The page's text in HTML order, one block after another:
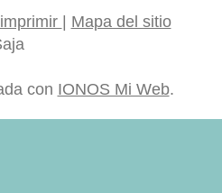
Mapa del sitio
con IONOS Mi Web.